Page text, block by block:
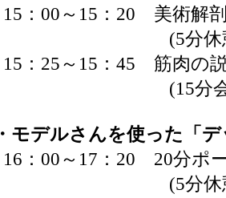
15：00～15：20 美術解
(5分休
15：25～15：45 筋肉の
(15分会場準
・モデルさんを使った「
16：00～17：20 20分ポ
(5分休